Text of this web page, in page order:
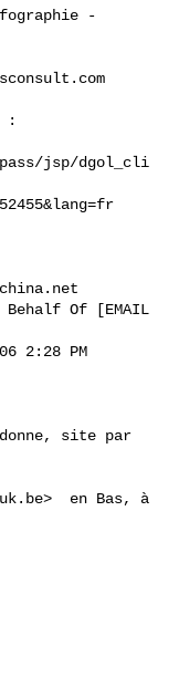
-
:
jsp/dgol_cli
Behalf Of [EMAIL
2:28 PM
site par
en Bas, à